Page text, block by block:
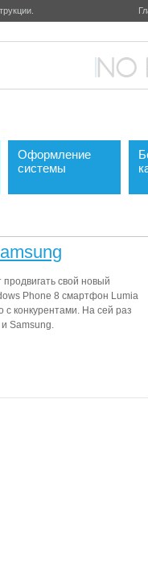
Оформление
системы
свой новый
Phone 8 смартфон Lumia
с конкурентами. На сей раз
Samsung.